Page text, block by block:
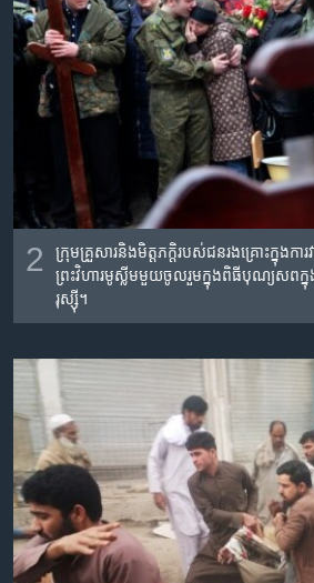
2
ក្រុម​គ្រួសារ​និង​មិត្តភក្តិ​របស់​ជន​រងគ្រោះ​ក្នុង​កា
ព្រះវិហារ​មូស្លីម​មួយ​ចូលរួម​ក្នុង​ពិធី​បុណ្យ​សព​ក្នុ
រុស្ស៊ី។